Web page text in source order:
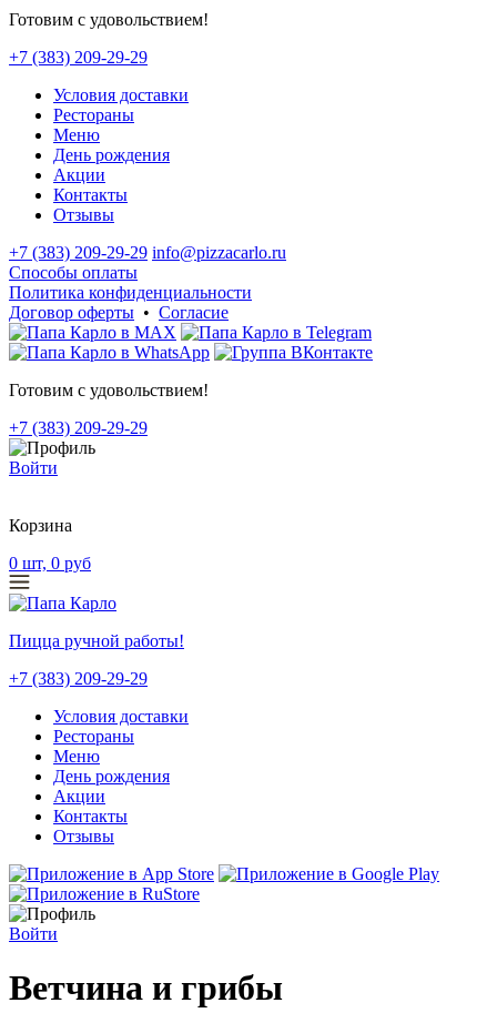
Готовим с удовольствием!
+7 (383) 209-29-29
Условия доставки
Рестораны
Меню
День рождения
Акции
Контакты
Отзывы
+7 (383) 209-29-29 info@pizzacarlo.ru
Способы оплаты
Политика конфиденциальности
Договор оферты • Согласие
Готовим с удовольствием!
+7 (383) 209-29-29
Войти
Корзина
0 шт, 0 руб
Пицца ручной работы!
+7 (383) 209-29-29
Условия доставки
Рестораны
Меню
День рождения
Акции
Контакты
Отзывы
Войти
Ветчина и грибы